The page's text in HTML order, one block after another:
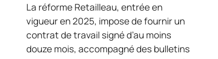
La réforme Retailleau, entrée en
vigueur en 2025, impose de fournir un
contrat de travail signé d’au moins
douze mois, accompagné des bulletins